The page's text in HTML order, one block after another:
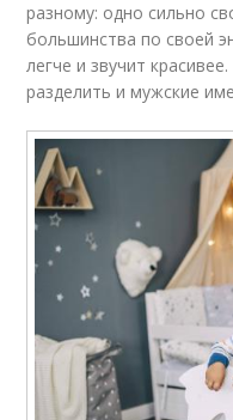
разному: одно сильно
большинства по своей
легче и звучит
разделить и мужские